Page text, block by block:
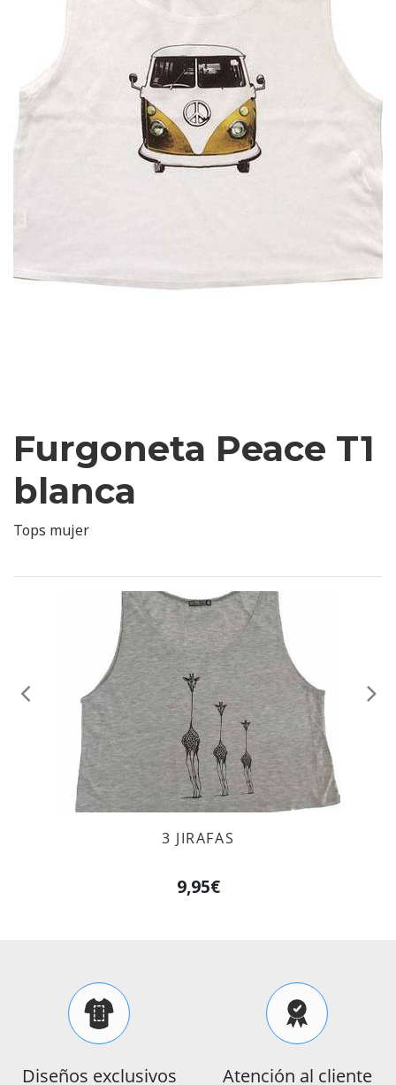
Furgoneta Peace T1
blanca
Tops mujer
3 JIRAFAS
9,95€
Anterior
Diseños exclusivos Atención al cliente